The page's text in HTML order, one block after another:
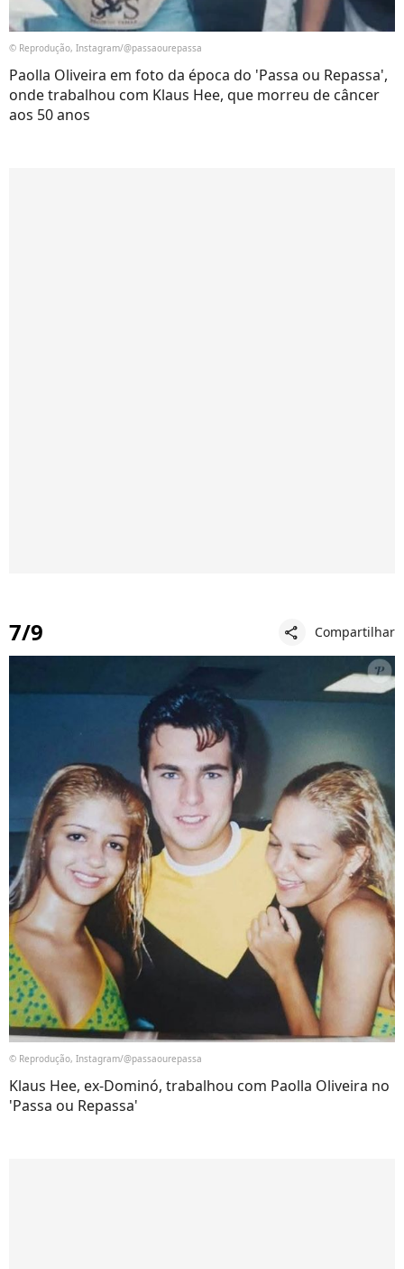
© Reprodução, Instagram/@passaourepassa
Paolla Oliveira em foto da época do 'Passa ou Repassa',
onde trabalhou com Klaus Hee, que morreu de câncer
aos 50 anos
7/9 share Compartilhar
© Reprodução, Instagram/@passaourepassa
Klaus Hee, ex-Dominó, trabalhou com Paolla Oliveira no
'Passa ou Repassa'